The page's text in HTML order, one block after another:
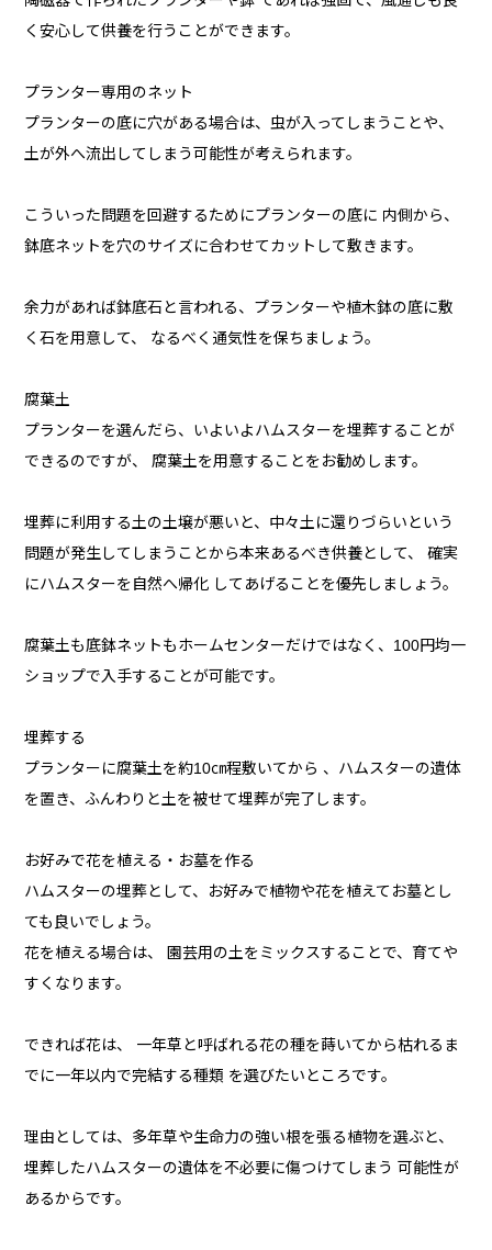
く安心して供養を行うことができます。
プランター専用のネット
プランターの底に穴がある場合は、虫が入ってしまうことや、
土が外へ流出してしまう可能性が考えられます。
こういった問題を回避するためにプランターの底に 内側から、
鉢底ネットを穴のサイズに合わせてカットして敷きます。
余力があれば鉢底石と言われる、プランターや植木鉢の底に敷
く石を用意して、 なるべく通気性を保ちましょう。
腐葉土
プランターを選んだら、いよいよハムスターを埋葬することが
できるのですが、 腐葉土を用意することをお勧めします。
埋葬に利用する土の土壌が悪いと、中々土に還りづらいという
問題が発生してしまうことから本来あるべき供養として、 確実
にハムスターを自然へ帰化 してあげることを優先しましょう。
腐葉土も底鉢ネットもホームセンターだけではなく、100円均一
ショップで入手することが可能です。
埋葬する
プランターに腐葉土を約10㎝程敷いてから 、ハムスターの遺体
を置き、ふんわりと土を被せて埋葬が完了します。
お好みで花を植える・お墓を作る
ハムスターの埋葬として、お好みで植物や花を植えてお墓とし
ても良いでしょう。
花を植える場合は、 園芸用の土をミックスすることで、育てや
すくなります。
できれば花は、 一年草と呼ばれる花の種を蒔いてから枯れるま
でに一年以内で完結する種類 を選びたいところです。
理由としては、多年草や生命力の強い根を張る植物を選ぶと、
埋葬したハムスターの遺体を不必要に傷つけてしまう 可能性が
あるからです。